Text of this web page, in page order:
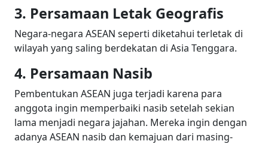
3. Persamaan Letak Geografis
Negara-negara ASEAN seperti diketahui terletak di
wilayah yang saling berdekatan di Asia Tenggara.
4. Persamaan Nasib
Pembentukan ASEAN juga terjadi karena para
anggota ingin memperbaiki nasib setelah sekian
lama menjadi negara jajahan. Mereka ingin dengan
adanya ASEAN nasib dan kemajuan dari masing-